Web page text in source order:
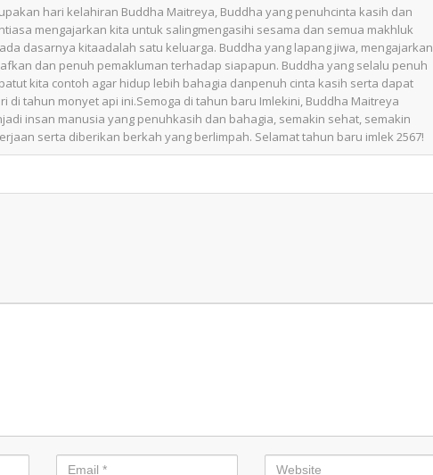
hari kelahiran Buddha Maitreya, Buddha yang penuhcinta kasih dan
mengajarkan kita untuk salingmengasihi sesama dan semua makhluk
dasarnya kitaadalah satu keluarga. Buddha yang lapang jiwa, mengajarkan
dan penuh pemakluman terhadap siapapun. Buddha yang selalu penuh
kita contoh agar hidup lebih bahagia danpenuh cinta kasih serta dapat
di tahun monyet api ini.Semoga di tahun baru Imlekini, Buddha Maitreya
insan manusia yang penuhkasih dan bahagia, semakin sehat, semakin
serta diberikan berkah yang berlimpah. Selamat tahun baru imlek 2567!